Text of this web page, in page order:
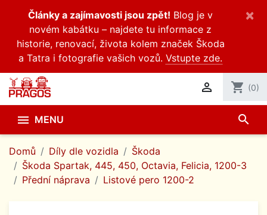
Články a zajímavosti jsou zpět! Blog je v
novém kabátku – najdete tu informace z
historie, renovací, života kolem značek Škoda
a Tatra i fotografie vašich vozů. Vstupte zde.
×
 shopping_cart (0)
 MENU search
Domů Díly dle vozidla
Škoda
Škoda Spartak, 445, 450, Octavia, Felicia, 1200-3
Přední náprava
Listové pero 1200-2